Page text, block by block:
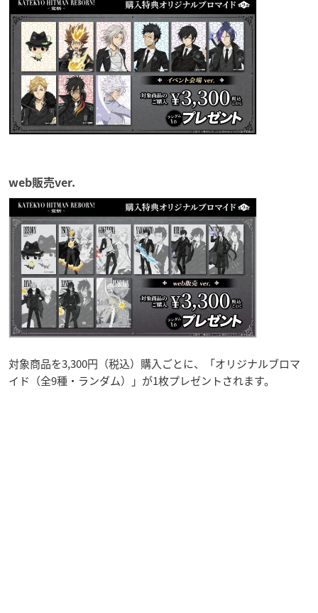
web販売ver.
対象商品を3,300円（税込）購入ごとに、「オリジナルブロマ
イド（全9種・ランダム）」が1枚プレゼントされます。